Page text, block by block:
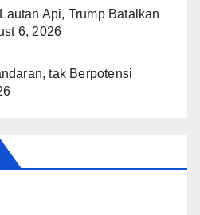
Api, Trump Batalkan
6, 2026
tak Berpotensi